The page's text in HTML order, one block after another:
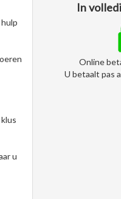
u
In
Online
U betaalt pas